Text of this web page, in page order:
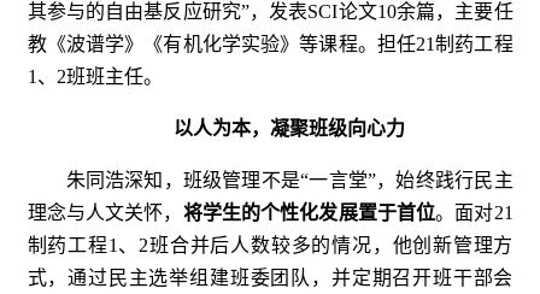
其参与的自由基反应研究”，发表SCI论文10余篇，主要任
教《波谱学》《有机化学实验》等课程。担任21制药工程
1、2班班主任。
以人为本，凝聚班级向心力
朱同浩深知，班级管理不是“一言堂”，始终践行民主
理念与人文关怀， 将学生的个性化发展置于首位。面对21
制药工程1、2班合并后人数较多的情况，他创新管理方
式，通过民主选举组建班委团队，并定期召开班干部会